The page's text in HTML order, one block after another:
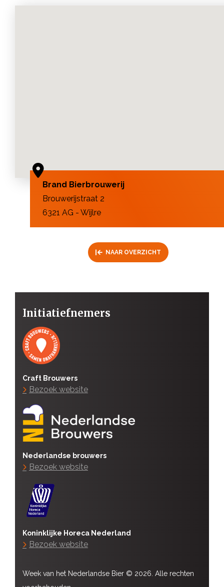
Brand Bierbrouwerij
Brouwerijstraat 2
6321 AG - Wijlre
NAAR OVERZICHT
Initiatiefnemers
Craft Brouwers
Bezoek website
Nederlandse brouwers
Bezoek website
Koninklijke Horeca Nederland
Bezoek website
Week van het Nederlandse Bier © 2026. Alle rechten